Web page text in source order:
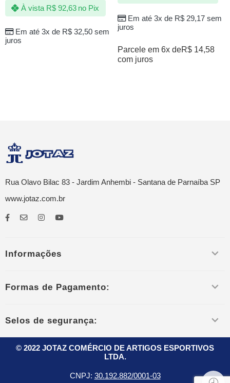
Em até 3x de R$32,50sem
juros
À vista R$92,63 no Pix
Em até 3x de R$29,17sem
juros
Parcele em 6x deR$ 14,58
com juros
Rua Olavo Bilac 83 - Jardim Anhembi - Santana de Parnaíba SP
www.jotaz.com.br
Informações
Formas de Pagamento:
Selos de segurança:
© 2022 JOTAZ COMÉRCIO DE ARTIGOS ESPORTIVOS
LTDA.
CNPJ: 30.192.882/0001-03